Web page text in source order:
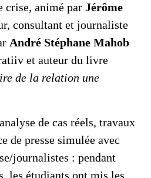
crise, animé par Jérôme
consultant et journaliste
André Stéphane Mahob
et auteur du livre
de la relation une
de cas réels, travaux
de presse simulée avec
journalistes : pendant
les étudiants ont mis les